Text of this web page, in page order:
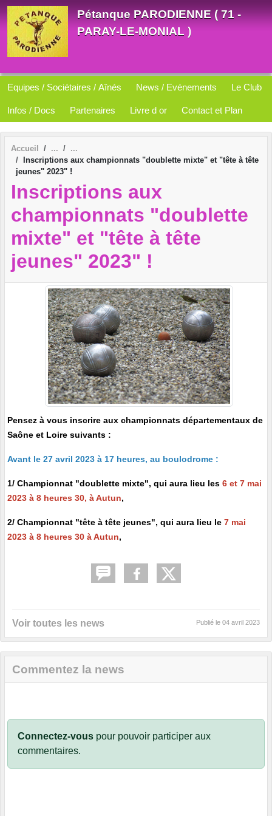
Pétanque PARODIENNE ( 71 -
PARAY-LE-MONIAL )
Equipes / Sociétaires / Aînés News / Evénements Le Club
Infos / Docs Partenaires Livre d or Contact et Plan
Accueil
Inscriptions aux championnats "doublette mixte" et "tête à tête
jeunes" 2023" !
Inscriptions aux
championnats "doublette
mixte" et "tête à tête
jeunes" 2023" !
Pensez à vous inscrire aux championnats départementaux de
Saône et Loire suivants :
Avant le 27 avril 2023 à 17 heures, au boulodrome :
1/ Championnat "doublette mixte", qui aura lieu les 6 et 7 mai
2023 à 8 heures 30, à Autun,
2/ Championnat "tête à tête jeunes", qui aura lieu le 7 mai
2023 à 8 heures 30 à Autun,
Voir toutes les news Publié le 04 avril 2023
Commentez la news
Connectez-vous pour pouvoir participer aux
commentaires.
Panneau de gestion des cookies